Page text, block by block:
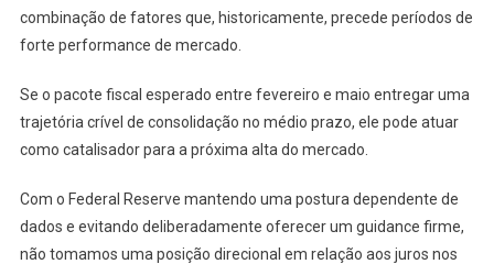
combinação de fatores que, historicamente, precede períodos de
forte performance de mercado.
Se o pacote fiscal esperado entre fevereiro e maio entregar uma
trajetória crível de consolidação no médio prazo, ele pode atuar
como catalisador para a próxima alta do mercado.
Com o Federal Reserve mantendo uma postura dependente de
dados e evitando deliberadamente oferecer um guidance firme,
não tomamos uma posição direcional em relação aos juros nos